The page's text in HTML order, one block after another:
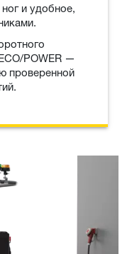
и удобное,
POWER —
проверенной